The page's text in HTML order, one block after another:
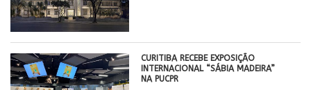
CURITIBA RECEBE EXPOSIÇÃO
INTERNACIONAL “SÁBIA MADEIRA”
NA PUCPR